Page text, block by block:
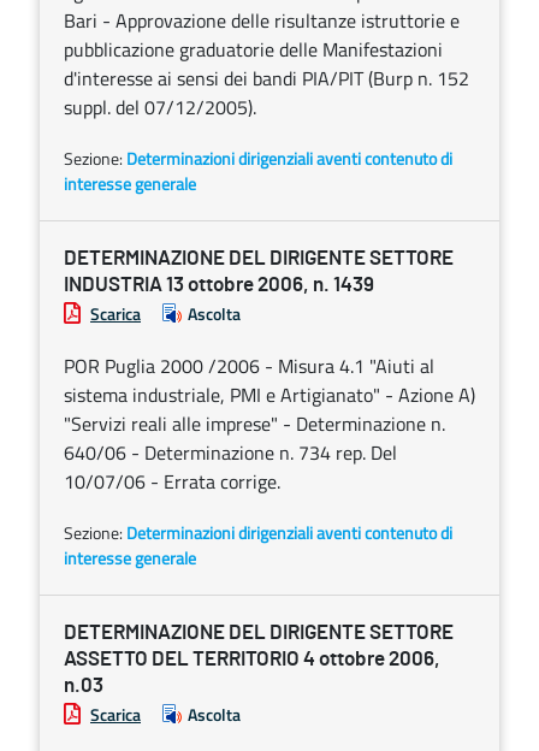
Bari - Approvazione delle risultanze istruttorie e
pubblicazione graduatorie delle Manifestazioni
d'interesse ai sensi dei bandi PIA/PIT (Burp n. 152
suppl. del 07/12/2005).
Sezione: Determinazioni dirigenziali aventi contenuto di
interesse generale
DETERMINAZIONE DEL DIRIGENTE SETTORE
INDUSTRIA 13 ottobre 2006, n. 1439
Scarica Ascolta
POR Puglia 2000 /2006 - Misura 4.1 "Aiuti al
sistema industriale, PMI e Artigianato" - Azione A)
"Servizi reali alle imprese" - Determinazione n.
640/06 - Determinazione n. 734 rep. Del
10/07/06 - Errata corrige.
Sezione: Determinazioni dirigenziali aventi contenuto di
interesse generale
DETERMINAZIONE DEL DIRIGENTE SETTORE
ASSETTO DEL TERRITORIO 4 ottobre 2006,
n.03
Scarica Ascolta